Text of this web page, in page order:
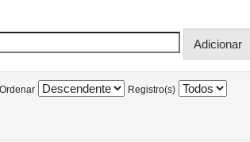
Ordenar Registro(s)